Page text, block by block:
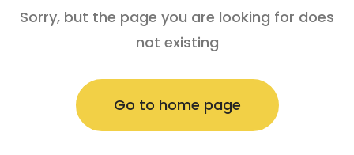
Sorry, but the page you are looking for does
not existing
Go to home page